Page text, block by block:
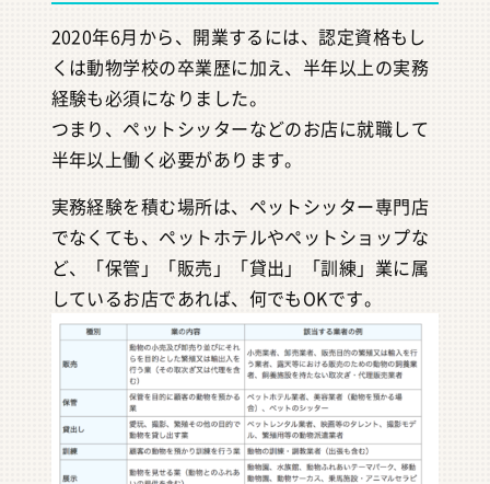
2020年6月から、開業するには、認定資格もし
くは動物学校の卒業歴に加え、半年以上の実務
経験も必須になりました。
つまり、ペットシッターなどのお店に就職して
半年以上働く必要があります。
実務経験を積む場所は、ペットシッター専門店
でなくても、ペットホテルやペットショップな
ど、「保管」「販売」「貸出」「訓練」業に属
しているお店であれば、何でもOKです。